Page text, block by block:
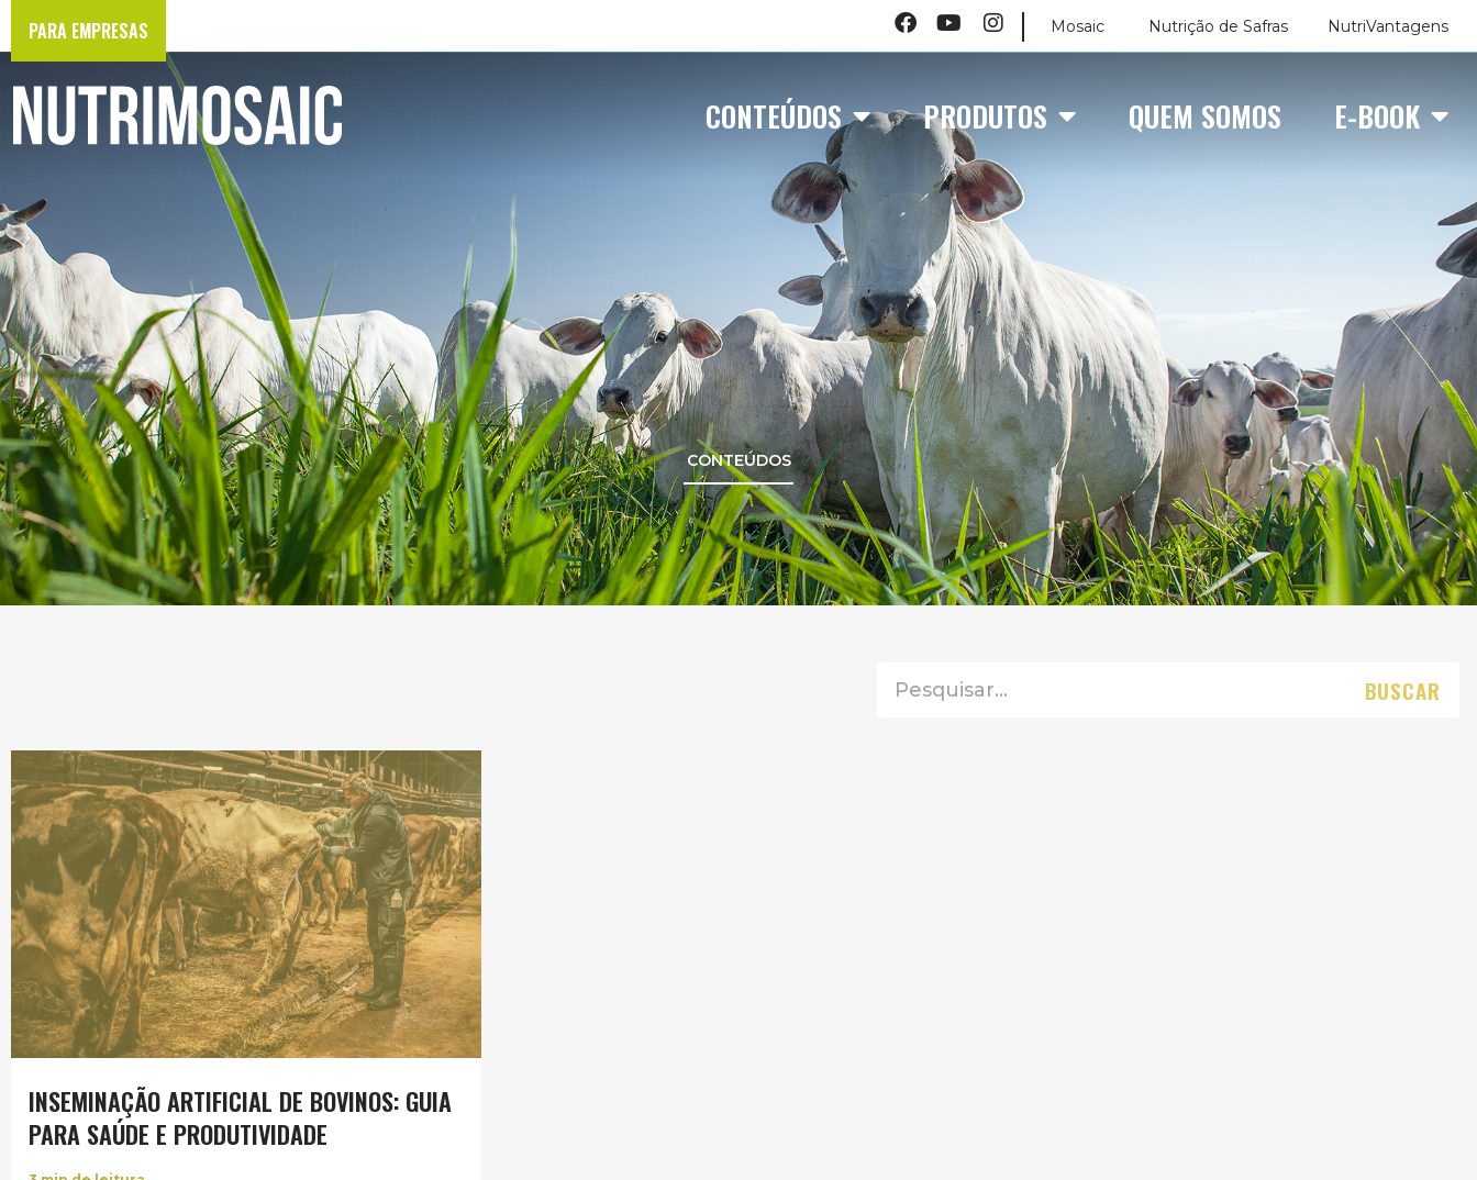
PARA EMPRESAS Mosaic Nutrição de Safras NutriVantagens
CONTEÚDOS PRODUTOS QUEM SOMOS E-BOOK
CONTEÚDOS
BUSCAR
INSEMINAÇÃO ARTIFICIAL DE BOVINOS: GUIA
PARA SAÚDE E PRODUTIVIDADE